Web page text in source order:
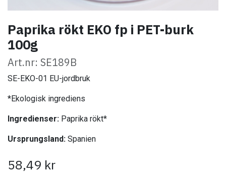
Paprika rökt EKO fp i PET-burk
100g
Art.nr: SE189B
SE-EKO-01 EU-jordbruk
*Ekologisk ingrediens
Ingredienser: Paprika rökt*
Ursprungsland: Spanien
58,49 kr